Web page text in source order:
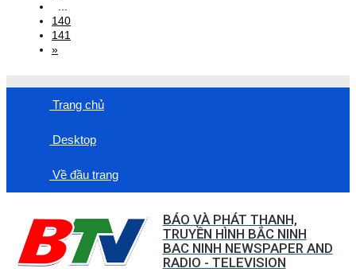
140
141
»
Trang chủ
Desktop
Về đầu trang
BÁO VÀ PHÁT THANH,
TRUYỀN HÌNH BẮC NINH
BAC NINH NEWSPAPER AND
RADIO - TELEVISION